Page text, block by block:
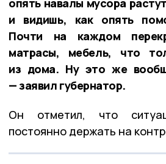
и видишь, как опять
Почти на каждом
матрасы, мебель, что
из дома. Ну это же
— заявил губернатор.
Он отметил, что
постоянно держать на